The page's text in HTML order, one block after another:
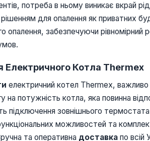
потреба в ньому виникає вкрай
для опалення як приватних
опалення, забезпечуючи
Електричного Котла Thermex
електричний котел Thermex,
на потужність котла, яка повинна
підключення зовнішнього
можливостей та
та оперативна доставка по всій